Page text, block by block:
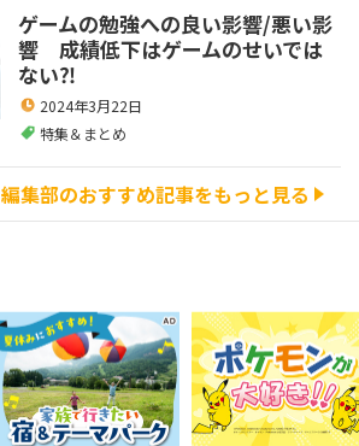
ゲームの勉強への良い影響/悪い影
響 成績低下はゲームのせいでは
ない⁈
2024年3月22日
特集＆まとめ
編集部のおすすめ記事をもっと見る